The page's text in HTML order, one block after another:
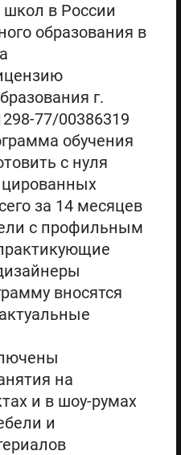
в России
образования в
г.
77/00386319
обучения
с нуля
за 14 месяцев
с профильным
вносятся
на
и в шоу-румах
и